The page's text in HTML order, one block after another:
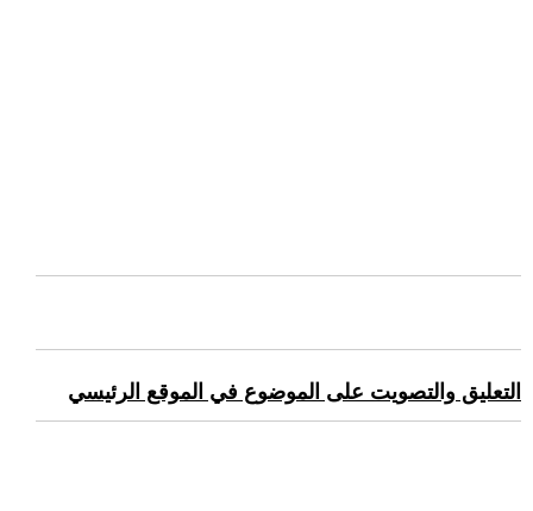
التعليق والتصويت على الموضوع في الموقع الرئيسي